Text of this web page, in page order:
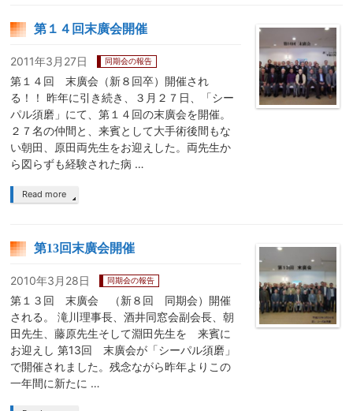
第１４回末廣会開催
2011年3月27日 同期会の報告
第１４回 末廣会（新８回卒）開催され
る！！ 昨年に引き続き、３月２７日、「シー
パル須磨」にて、第１４回の末廣会を開催。
２７名の仲間と、来賓として大手術後間もな
い朝田、原田両先生をお迎えした。両先生か
ら図らずも経験された病 …
Read more
第13回末廣会開催
2010年3月28日 同期会の報告
第１３回 末廣会 （新８回 同期会）開催
される。 滝川理事長、酒井同窓会副会長、朝
田先生、藤原先生そして淵田先生を 来賓に
お迎えし 第13回 末廣会が「シーパル須磨」
で開催されました。残念ながら昨年よりこの
一年間に新たに …